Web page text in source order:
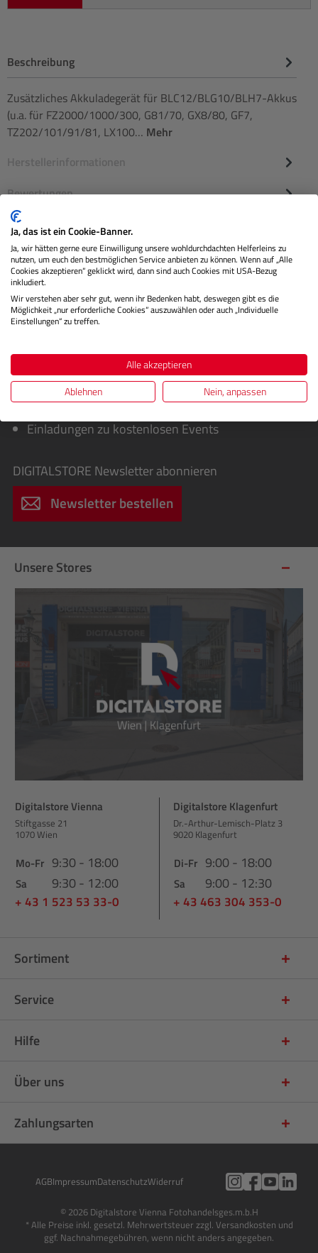
Beschreibung
Zusätzliches Akkuladegerät für BLC12/BLG10/BLH7-Akkus
(u.a. für FZ2000/1000/300, G81/70, GX8/80, GF7,
TZ202/101/91/81, LX100… Mehr
Herstellerinformationen
Bewertungen
Sie erhalten von uns:
Exklusive Sonderaktionen, Cashbacks &
Sofortrabatte
Infos über spannende Fotografie-Workshops für
Einladungen zu kostenlosen Events
DIGITALSTORE Newsletter abonnieren
Newsletter bestellen
Unsere Stores
Digitalstore Vienna
Stiftgasse 21
1070 Wien
Mo-Fr 9:30 - 18:00
Sa 9:30 - 12:00
+ 43 1 523 53 33-0
Digitalstore Klagenfurt
Dr.-Arthur-Lemisch-Platz 3
9020 Klagenfurt
Di-Fr 9:00 - 18:00
Sa 9:00 - 12:30
+ 43 463 304 353-0
Sortiment
Service
Hilfe
Über uns
Zahlungsarten
AGBImpressumDatenschutzWiderruf
© 2026 Digitalstore Vienna Fotohandelsges.m.b.H
* Alle Preise inkl. gesetzl. Mehrwertsteuer zzgl. Versandkosten und
ggf. Nachnahmegebühren, wenn nicht anders angegeben.
Ja, das ist ein Cookie-Banner.
Ja, wir hätten gerne eure Einwilligung unsere wohldurchdachten Helferleins zu
nutzen, um euch den bestmöglichen Service anbieten zu können. Wenn auf „Alle
Cookies akzeptieren“ geklickt wird, dann sind auch Cookies mit USA-Bezug
inkludiert.
Wir verstehen aber sehr gut, wenn ihr Bedenken habt, deswegen gibt es die
Möglichkeit „nur erforderliche Cookies“ auszuwählen oder auch „Individuelle
Einstellungen“ zu treffen.
Alle akzeptieren
Ablehnen
Nein, anpassen